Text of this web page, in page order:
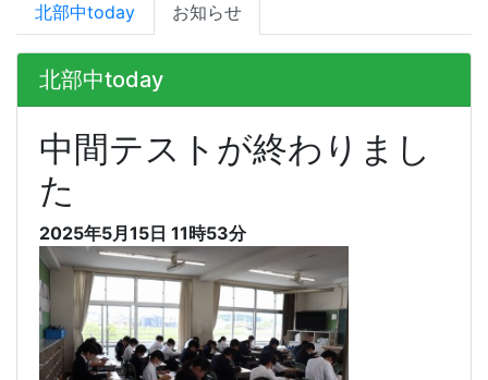
北部中today お知らせ
北部中today
中間テストが終わりまし
た
2025年5月15日 11時53分